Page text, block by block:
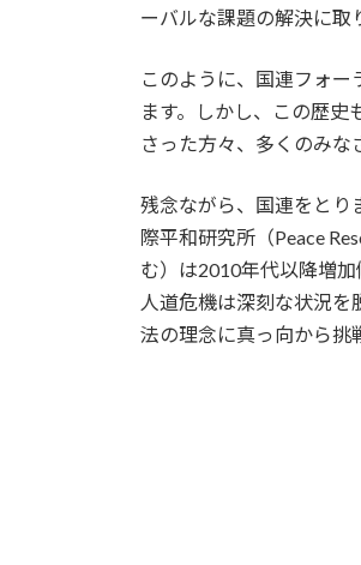
ーバルな課題の解決に取
このように、国連フォ
ます。しかし、この歴
さった方々、多くのみな
残念ながら、国連をとり
際平和研究所（Peace
む）は2010年代以降増
人道危機は深刻な状況
法の理念に真っ向から挑